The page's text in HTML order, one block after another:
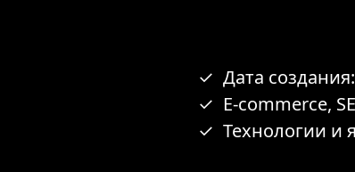
Дата
E-commerce,
Технологии и